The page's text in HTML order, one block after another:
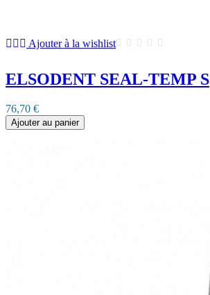
Ajouter à la wishlist
ELSODENT SEAL-TEMP S
76,70 €
Ajouter au panier